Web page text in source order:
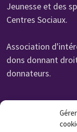
Jeunesse et des
Centres Sociaux.
Association
dons donnant
donnateurs.
Organisme de
Cet